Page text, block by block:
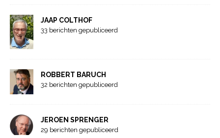
JAAP COLTHOF
33 berichten gepubliceerd
ROBBERT BARUCH
32 berichten gepubliceerd
JEROEN SPRENGER
29 berichten gepubliceerd